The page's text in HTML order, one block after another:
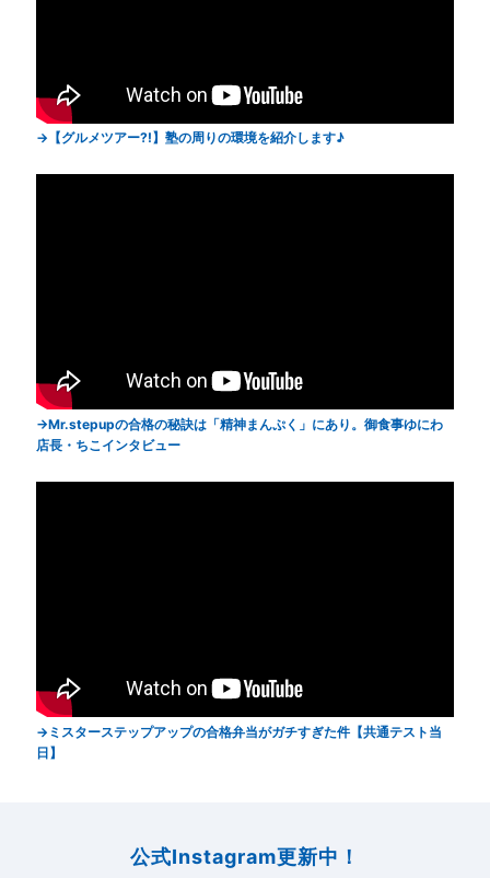
【グルメツアー?!】塾の周りの環境を紹介します♪
Mr.stepupの合格の秘訣は「精神まんぷく」にあり。御食事ゆにわ
店長・ちこインタビュー
ミスターステップアップの合格弁当がガチすぎた件【共通テスト当
日】
公式Instagram更新中！